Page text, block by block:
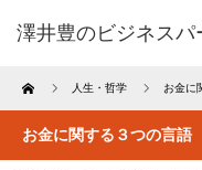
澤井豊のビジネス
Home 人生・哲学 お金に
お金に関する３つの言語